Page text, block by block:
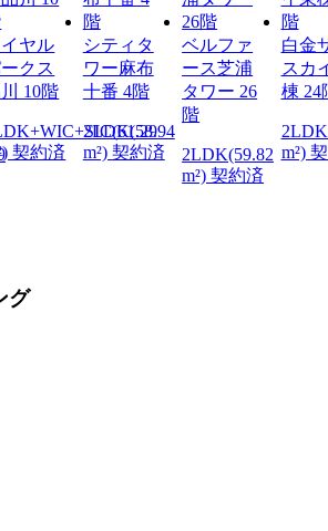
イヤル
クス
10階
契約済
シティタ
ワー麻布
十番 4階
2LDK(58.94
m²) 契約済
ベルファ
ース芝浦
タワー 26
階
2LDK(59.82
m²) 契約済
白金
スカ
棟 24
m²)
グ